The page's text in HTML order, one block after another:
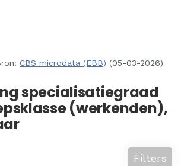
CBS microdata (EBB) (05-03-2026)
specialisatiegraad
(werkenden),
Filters